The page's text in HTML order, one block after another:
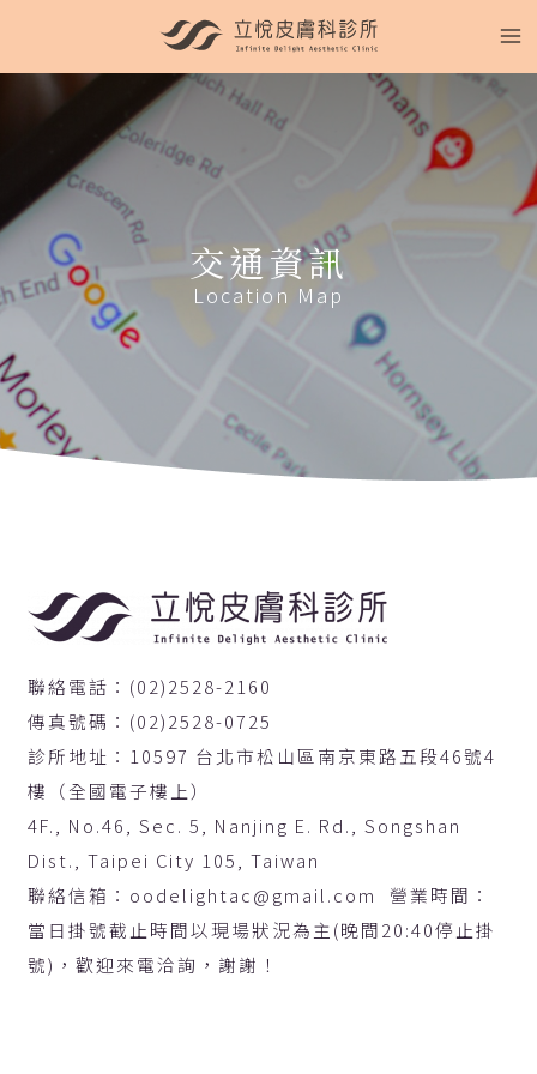
交通資訊
Location Map
聯絡電話：(02)2528-2160
傳真號碼：(02)2528-0725
診所地址：10597 台北市松山區南京東路五段46號4
樓（全國電子樓上）
4F., No.46, Sec. 5, Nanjing E. Rd., Songshan
Dist., Taipei City 105, Taiwan
聯絡信箱：oodelightac@gmail.com 營業時間：
當日掛號截止時間以現場狀況為主(晚間20:40停止掛
號)，歡迎來電洽詢，謝謝！